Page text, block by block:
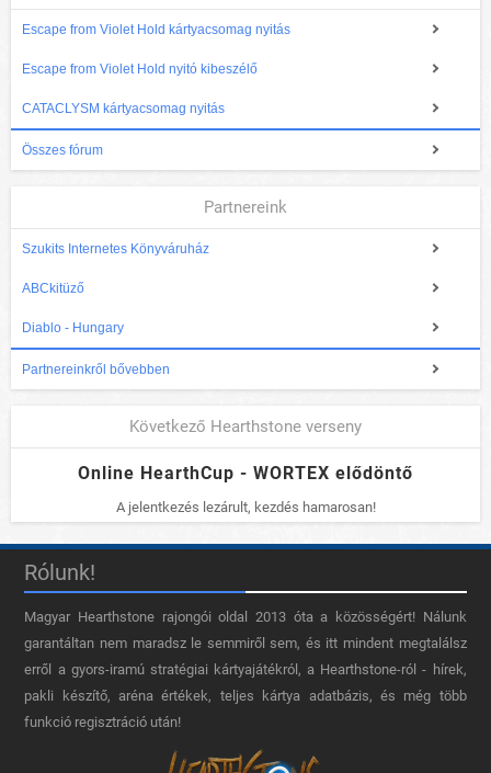
Escape from Violet Hold kártyacsomag nyitás
Escape from Violet Hold nyitó kibeszélő
CATACLYSM kártyacsomag nyitás
Összes fórum
Partnereink
Szukits Internetes Könyváruház
ABCkitüző
Diablo - Hungary
Partnereinkről bővebben
Következő Hearthstone verseny
Online HearthCup - WORTEX elődöntő
A jelentkezés lezárult, kezdés hamarosan!
Rólunk!
Magyar Hearthstone​ rajongói oldal 2013 óta a közösségért! Nálunk
garantáltan nem maradsz le semmiről sem, és itt mindent megtalálsz
erről a gyors-iramú stratégiai kártyajátékról, a Hearthstone-ról - hírek,
pakli készítő, aréna értékek, teljes kártya adatbázis, és még több
funkció regisztráció után!